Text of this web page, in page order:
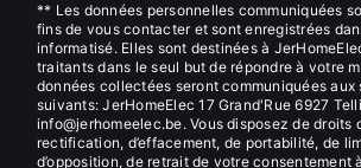
** Les données personnelles communiquées
fins de vous contacter et sont enregistrées
informatisé. Elles sont destinées à
traitants dans le seul but de répondre à votre
données collectées seront communiquées
suivants: JerHomeElec 17 Grand'Rue 6927
info@jerhomeelec.be. Vous disposez de droits
rectification, d’effacement, de portabilité, de
d’opposition, de retrait de votre consentement